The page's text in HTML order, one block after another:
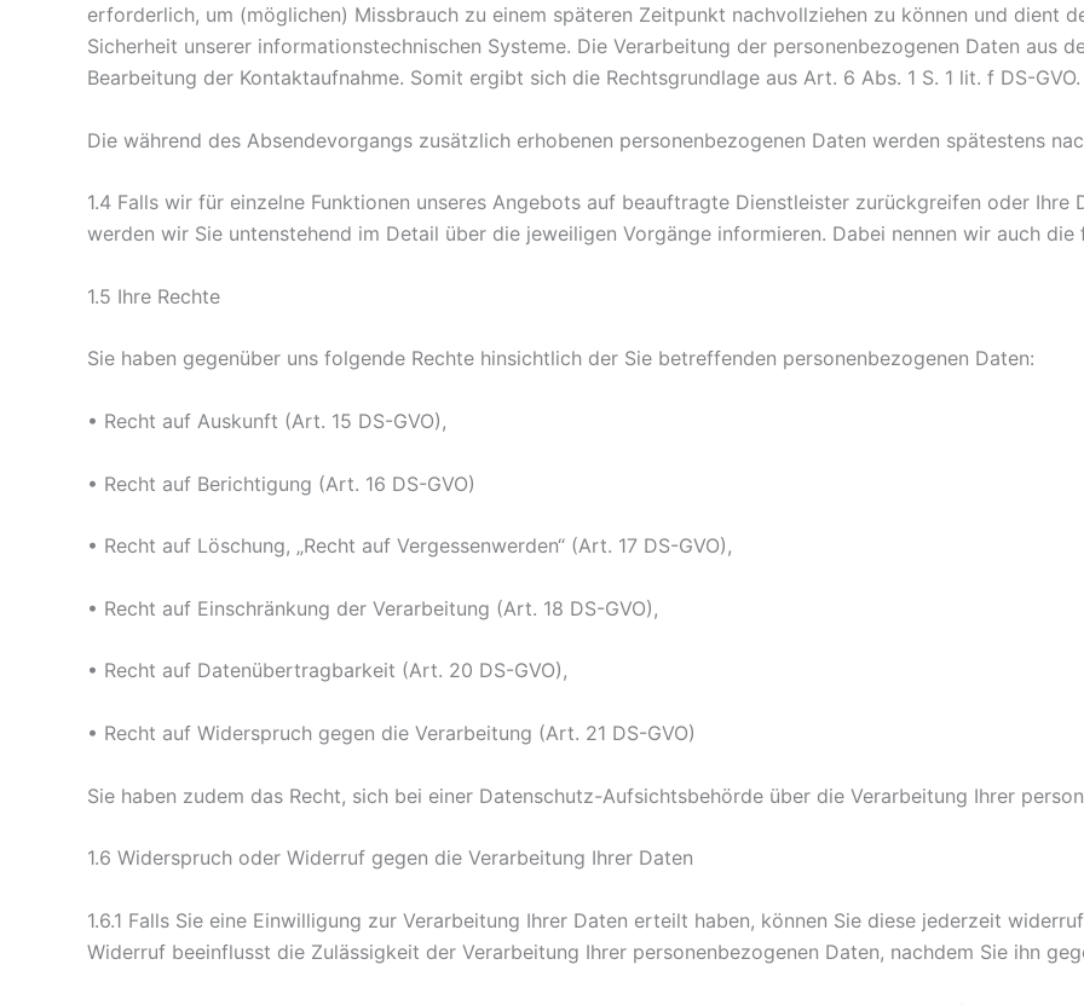
erforderlich, um (möglichen) Missbrauch zu einem späteren Zeitpunkt nachvollziehen zu können und dient
Sicherheit unserer informationstechnischen Systeme. Die Verarbeitung der personenbezogenen Daten aus
Bearbeitung der Kontaktaufnahme. Somit ergibt sich die Rechtsgrundlage aus Art. 6 Abs. 1 S. 1 lit. f DS-GVO.
Die während des Absendevorgangs zusätzlich erhobenen personenbezogenen Daten werden spätestens
1.4 Falls wir für einzelne Funktionen unseres Angebots auf beauftragte Dienstleister zurückgreifen oder
werden wir Sie untenstehend im Detail über die jeweiligen Vorgänge informieren. Dabei nennen wir auch
1.5 Ihre Rechte
Sie haben gegenüber uns folgende Rechte hinsichtlich der Sie betreffenden personenbezogenen Daten:
• Recht auf Auskunft (Art. 15 DS-GVO),
• Recht auf Berichtigung (Art. 16 DS-GVO)
• Recht auf Löschung, „Recht auf Vergessenwerden“ (Art. 17 DS-GVO),
• Recht auf Einschränkung der Verarbeitung (Art. 18 DS-GVO),
• Recht auf Datenübertragbarkeit (Art. 20 DS-GVO),
• Recht auf Widerspruch gegen die Verarbeitung (Art. 21 DS-GVO)
Sie haben zudem das Recht, sich bei einer Datenschutz-Aufsichtsbehörde über die Verarbeitung Ihrer
1.6 Widerspruch oder Widerruf gegen die Verarbeitung Ihrer Daten
1.6.1 Falls Sie eine Einwilligung zur Verarbeitung Ihrer Daten erteilt haben, können Sie diese jederzeit
Widerruf beeinflusst die Zulässigkeit der Verarbeitung Ihrer personenbezogenen Daten, nachdem Sie ihn